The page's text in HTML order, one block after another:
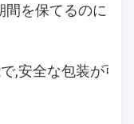
間を保てるのに
,安全な包装が可